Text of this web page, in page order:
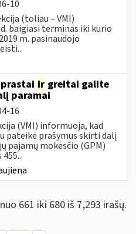
10
(toliau – VMI)
baigiasi terminas iki kurio
m. pasinaudojo
ir greitai galite
paramai
16
(VMI) informuoja, kad
pateikė prašymus skirti dalį
pajamų mokesčio (GPM)
661 iki 680 iš 7,293 irašų.